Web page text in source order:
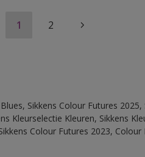
1 2
Sikkens Colour Futures
Kleurselectie Kleuren, Sikkens
Colour Futures 2023,